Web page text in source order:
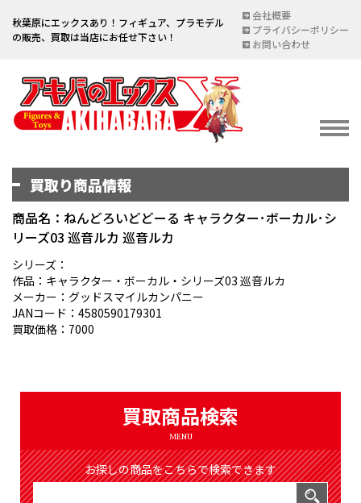
秋葉原にエックスあり！フィギュア、プラモデル
の販売、買取は当店にお任せ下さい！
会社概要
プライバシーポリシー
お問い合わせ
イベント情報
宅配買取のご案内
DELIVERY PURCHASE
買取お申し込み
ASSESSMENT
買取り商品情報
商品名：ねんどろいどどーる キャラクター･ボーカル･シ
リーズ03 巡音ルカ 巡音ルカ
シリーズ：
作品：キャラクター・ボーカル・シリーズ03 巡音ルカ
メーカー：グッドスマイルカンパニー
JANコード：4580590179301
買取価格：7000
買取商品検索
MENU
お探しの商品をこちらで検索できます